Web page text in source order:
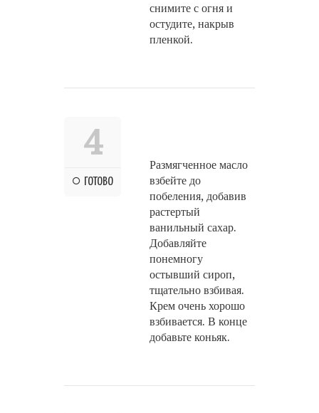
снимите с огня и
остудите, накрыв
пленкой.
4
ГОТОВО
Размягченное масло
взбейте до
побеления, добавив
растертый
ванильный сахар.
Добавляйте
понемногу
остывший сироп,
тщательно взбивая.
Крем очень хорошо
взбивается. В конце
добавьте коньяк.